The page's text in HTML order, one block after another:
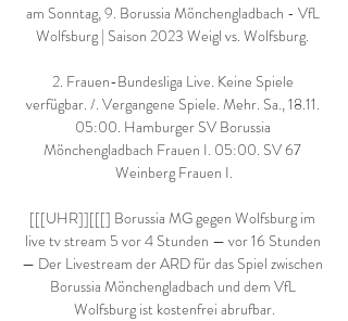
am Sonntag, 9. Borussia Mönchengladbach - VfL
Wolfsburg | Saison 2023 Weigl vs. Wolfsburg.
2. Frauen-Bundesliga Live. Keine Spiele
verfügbar. /. Vergangene Spiele. Mehr. Sa., 18.11.
05:00. Hamburger SV Borussia
Mönchengladbach Frauen I. 05:00. SV 67
Weinberg Frauen I.
[[[UHR]][[[] Borussia MG gegen Wolfsburg im
live tv stream 5 vor 4 Stunden — vor 16 Stunden
— Der Livestream der ARD für das Spiel zwischen
Borussia Mönchengladbach und dem VfL
Wolfsburg ist kostenfrei abrufbar.